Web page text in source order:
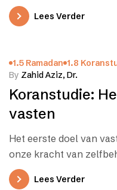
het moment dat…
Lees Verder
1.5 Ramadan 1.8
By Zahid Aziz, Dr.
Koranstudie:
vasten
Het eerste doel van
onze kracht van
Lees Verder